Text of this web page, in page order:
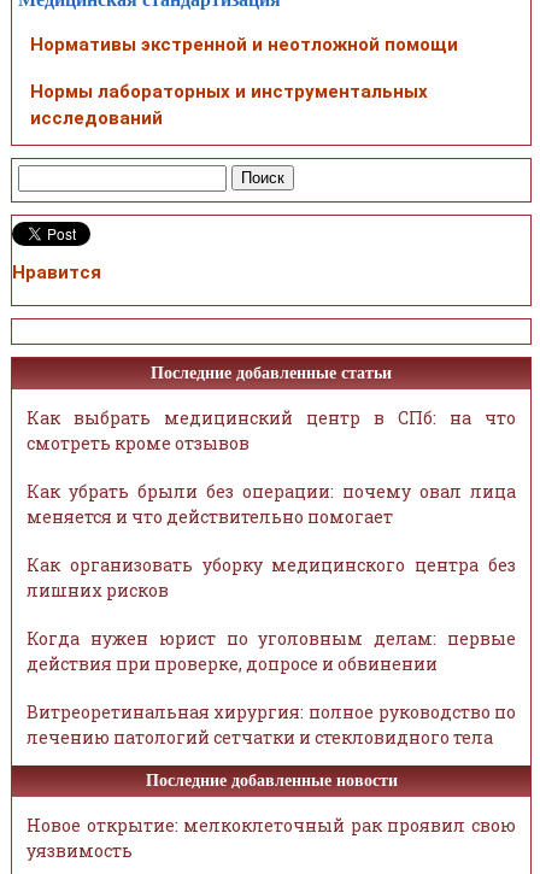
Нормативы экстренной и неотложной помощи
Нормы лабораторных и инструментальных
исследований
Нравится
Последние добавленные статьи
Как выбрать медицинский центр в СПб: на что
смотреть кроме отзывов
Как убрать брыли без операции: почему овал лица
меняется и что действительно помогает
Как организовать уборку медицинского центра без
лишних рисков
Когда нужен юрист по уголовным делам: первые
действия при проверке, допросе и обвинении
Витреоретинальная хирургия: полное руководство по
лечению патологий сетчатки и стекловидного тела
Последние добавленные новости
Новое открытие: мелкоклеточный рак проявил свою
уязвимость